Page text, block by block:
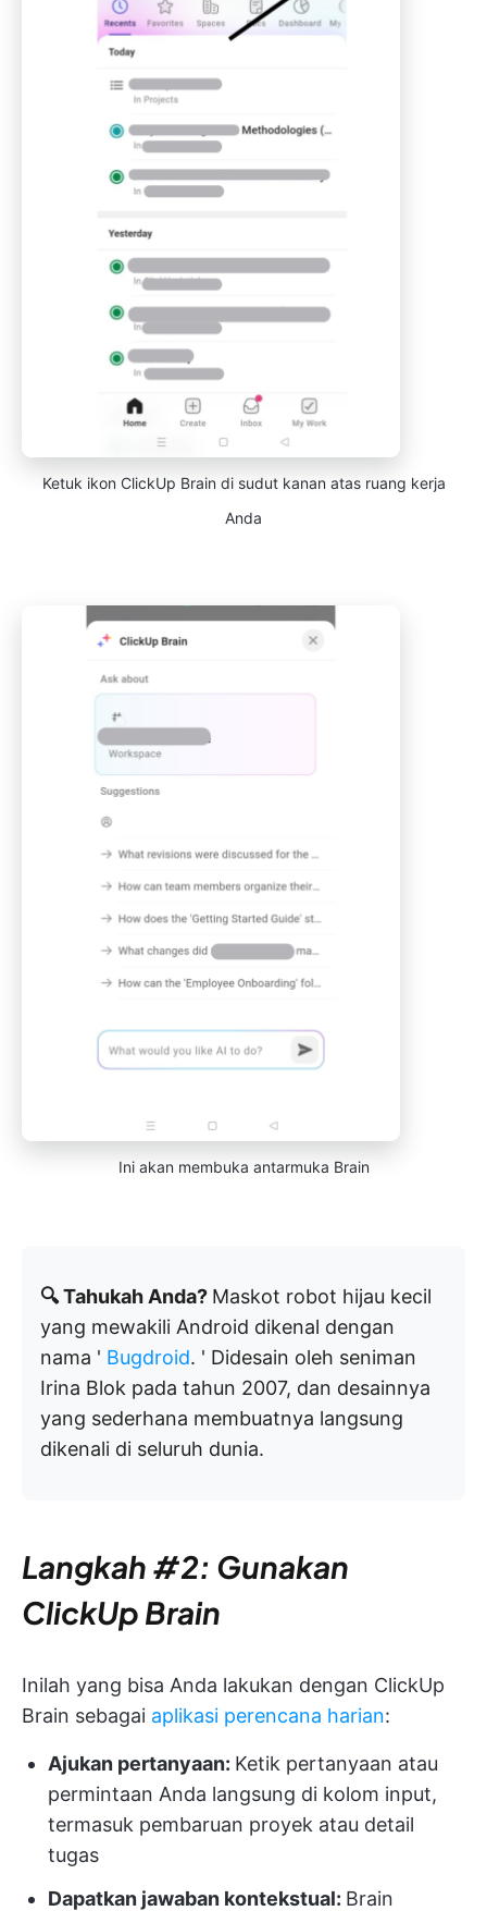
Ketuk ikon ClickUp Brain di sudut kanan atas ruang kerja
Anda
Ini akan membuka antarmuka Brain
🔍 Tahukah Anda? Maskot robot hijau kecil
yang mewakili Android dikenal dengan
nama ' Bugdroid. ' Didesain oleh seniman
Irina Blok pada tahun 2007, dan desainnya
yang sederhana membuatnya langsung
dikenali di seluruh dunia.
Langkah #2: Gunakan
ClickUp Brain
Inilah yang bisa Anda lakukan dengan ClickUp
Brain sebagai aplikasi perencana harian:
Ajukan pertanyaan: Ketik pertanyaan atau
permintaan Anda langsung di kolom input,
termasuk pembaruan proyek atau detail
tugas
Dapatkan jawaban kontekstual: Brain